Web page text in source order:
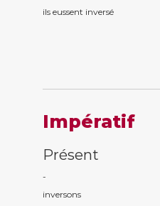
ils eussent inversé
Impératif
Présent
-
inversons